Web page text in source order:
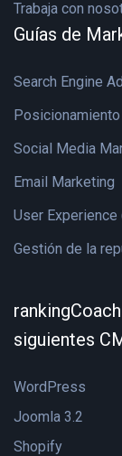
Trabaja con
Guías de
Search Engine
Social Media
Email Marketing
User Experience
Gestión de la
siguientes
WordPress
Joomla 3.2
Shopify